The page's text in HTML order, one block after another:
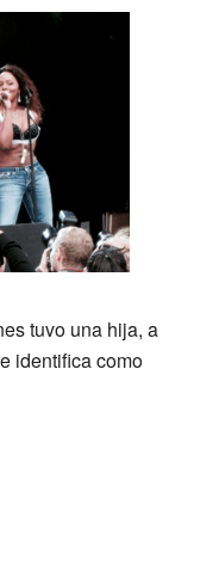
tuvo una hija, a
identifica como